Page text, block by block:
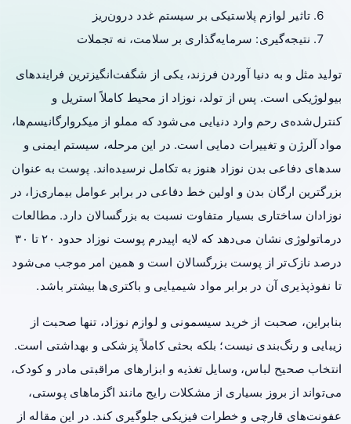
تاثیر لوازم پلاستیکی بر سیستم غدد درون‌ریز
نتیجه‌گیری: سرمایه‌گذاری بر سلامت، نه تجملات
تولید مثل و به دنیا آوردن فرزند، یکی از شگفت‌انگیزترین فرایندهای
بیولوژیکی است. پس از تولد، نوزاد از محیط کاملاً استریل و
کنترل‌شده‌ی رحم وارد دنیایی می‌شود که مملو از میکروارگانیسم‌ها،
مواد آلرژن و تغییرات دمایی است. در این مرحله، سیستم ایمنی و
سدهای دفاعی بدن نوزاد هنوز به تکامل نرسیده‌اند. پوست به عنوان
بزرگترین ارگان بدن و اولین خط دفاعی در برابر عوامل بیماری‌زا، در
نوزادان ساختاری بسیار متفاوت نسبت به بزرگسالان دارد. مطالعات
درماتولوژی نشان می‌دهد که لایه اپیدرم پوست نوزاد حدود ۲۰ تا ۳۰
درصد نازک‌تر از پوست بزرگسالان است و همین امر موجب می‌شود
تا نفوذپذیری آن در برابر مواد شیمیایی و باکتری‌ها بیشتر باشد.
بنابراین، صحبت از خرید سیسمونی و لوازم نوزاد، تنها صحبت از
زیبایی و رنگ‌بندی نیست؛ بلکه بحثی کاملاً پزشکی و بهداشتی است.
انتخاب صحیح لباس، وسایل تغذیه و ابزارهای مراقبتی مادر و کودک،
می‌تواند از بروز بسیاری از مشکلات رایج مانند اگزماهای پوستی،
عفونت‌های قارچی و خطرات فیزیکی جلوگیری کند. در این مقاله از